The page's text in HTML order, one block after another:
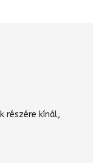
részére kínál,